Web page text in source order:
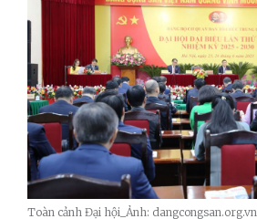
Toàn cảnh Đại hội_Ảnh: dangcongsan.org.vn